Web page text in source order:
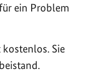
ein Problem
Sie